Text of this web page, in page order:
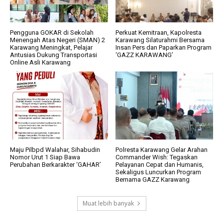
Pengguna GOKAR di Sekolah
Menengah Atas Negeri (SMAN) 2
Karawang Meningkat, Pelajar
Antusias Dukung Transportasi
Online Asli Karawang
Perkuat Kemitraan, Kapolresta
Karawang Silaturahmi Bersama
Insan Pers dan Paparkan Program
‘GAZZ KARAWANG’
Maju Pilbpd Walahar, Sihabudin
Nomor Urut 1 Siap Bawa
Perubahan Berkarakter ‘GAHAR’
Polresta Karawang Gelar Arahan
Commander Wish: Tegaskan
Pelayanan Cepat dan Humanis,
Sekaligus Luncurkan Program
Bernama GAZZ Karawang
Muat lebih banyak